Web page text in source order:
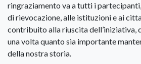
ringraziamento va a tutti i
di rievocazione, alle istituzioni e ai
contribuito alla riuscita dell’iniziativa,
una volta quanto sia importante
della nostra storia.